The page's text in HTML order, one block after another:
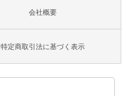
会社概要
特定商取引法に基づく表示